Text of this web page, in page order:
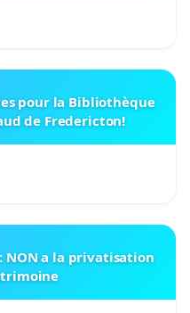
pour la Bibliothèque
de Fredericton!
NON a la privatisation